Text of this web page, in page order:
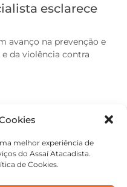
melhor experiência de
do Assaí Atacadista.
de Cookies.
esclarece
avanço na prevenção e
da violência contra